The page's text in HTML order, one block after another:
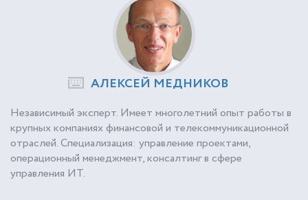
АЛЕКСЕЙ МЕДНИКОВ
Независимый эксперт. Имеет многолетний опыт работы в
крупных компаниях финансовой и телекоммуникационной
отраслей. Специализация: управление проектами,
операционный менеджмент, консалтинг в сфере
управления ИТ.